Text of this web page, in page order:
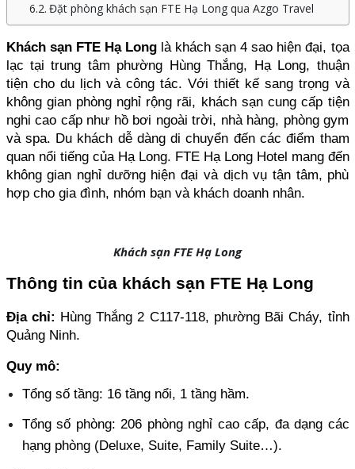
Đặt phòng khách sạn FTE Hạ Long qua Azgo Travel
Khách sạn FTE Hạ Long là khách sạn 4 sao hiện đại, tọa
lạc tại trung tâm phường Hùng Thắng, Hạ Long, thuận
tiện cho du lịch và công tác. Với thiết kế sang trọng và
không gian phòng nghỉ rộng rãi, khách sạn cung cấp tiện
nghi cao cấp như hồ bơi ngoài trời, nhà hàng, phòng gym
và spa. Du khách dễ dàng di chuyển đến các điểm tham
quan nổi tiếng của Hạ Long. FTE Hạ Long Hotel mang đến
không gian nghỉ dưỡng hiện đại và dịch vụ tận tâm, phù
hợp cho gia đình, nhóm bạn và khách doanh nhân.
Khách sạn FTE Hạ Long
Thông tin của khách sạn FTE Hạ Long
Địa chỉ: Hùng Thắng 2 C117-118, phường Bãi Cháy, tỉnh
Quảng Ninh.
Quy mô:
Tổng số tầng: 16 tầng nổi, 1 tầng hầm.
Tổng số phòng: 206 phòng nghỉ cao cấp, đa dạng các
hạng phòng (Deluxe, Suite, Family Suite…).